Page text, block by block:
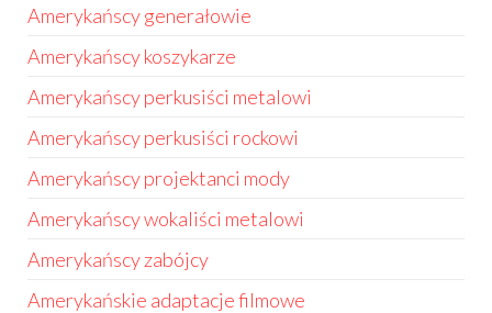
Amerykańscy generałowie
Amerykańscy koszykarze
Amerykańscy perkusiści metalowi
Amerykańscy perkusiści rockowi
Amerykańscy projektanci mody
Amerykańscy wokaliści metalowi
Amerykańscy zabójcy
Amerykańskie adaptacje filmowe